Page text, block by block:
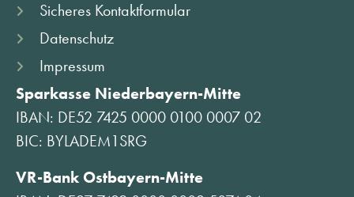
Sicheres Kontaktformular
Datenschutz
Impressum
Sparkasse Niederbayern-Mitte
IBAN: DE52 7425 0000 0100 0007 02
BIC: BYLADEM1SRG
VR-Bank Ostbayern-Mitte